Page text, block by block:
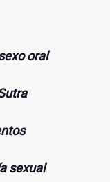
oral
sexual